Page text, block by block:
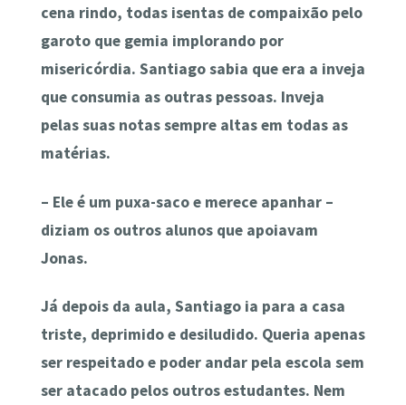
cena rindo, todas isentas de compaixão pelo
garoto que gemia implorando por
misericórdia. Santiago sabia que era a inveja
que consumia as outras pessoas. Inveja
pelas suas notas sempre altas em todas as
matérias.
– Ele é um puxa-saco e merece apanhar –
diziam os outros alunos que apoiavam
Jonas.
Já depois da aula, Santiago ia para a casa
triste, deprimido e desiludido. Queria apenas
ser respeitado e poder andar pela escola sem
ser atacado pelos outros estudantes. Nem